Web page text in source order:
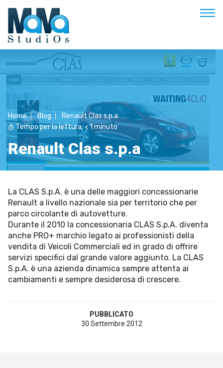
Buon pomeriggio
Benvenuto
Soluzioni & Costi
Servizi
Esperienze
Empowerment
Contatti
Prenota appuntamento
Esperienze
Settore tecnico, servizi e consulenze
Settore cultura
Settore riviste, blog online
Home Blog
Renault Clas s.p.a
Tempo per la lettura:< 1minuto
Renault Clas s.p.a
La CLAS S.p.A. è una delle maggiori concessionarie
Renault a livello nazionale sia per territorio che per
parco circolante di autovetture.
Durante il 2010 la concessionaria CLAS S.p.A. diventa
anche PRO+ marchio legato ai professionisti della
vendita di Veicoli Commerciali ed in grado di offrire
servizi specifici dal grande valore aggiunto. La CLAS
S.p.A. è una azienda dinamica sempre attenta ai
cambiamenti e sempre desiderosa di crescere.
PUBBLICATO
30 Settembre 2012